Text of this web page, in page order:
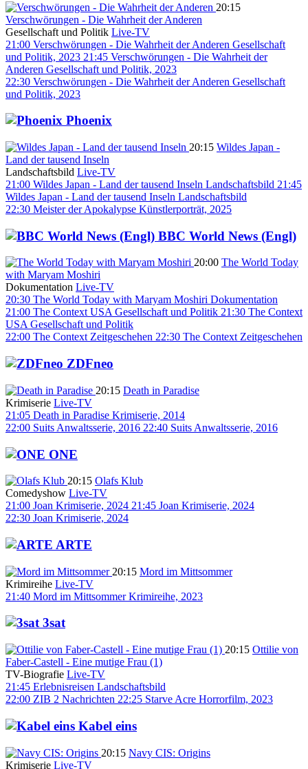
20:15
Verschwörungen - Die Wahrheit der Anderen
Gesellschaft und Politik Live-TV
21:00 Verschwörungen - Die Wahrheit der Anderen Gesellschaft
und Politik, 2023 21:45 Verschwörungen - Die Wahrheit der
Anderen Gesellschaft und Politik, 2023
22:30 Verschwörungen - Die Wahrheit der Anderen Gesellschaft
und Politik, 2023
Phoenix
20:15 Wildes Japan -
Land der tausend Inseln
Landschaftsbild Live-TV
21:00 Wildes Japan - Land der tausend Inseln Landschaftsbild 21:45
Wildes Japan - Land der tausend Inseln Landschaftsbild
22:30 Meister der Apokalypse Künstlerporträt, 2025
BBC World News (Engl)
20:00 The World Today
with Maryam Moshiri
Dokumentation Live-TV
20:30 The World Today with Maryam Moshiri Dokumentation
21:00 The Context USA Gesellschaft und Politik 21:30 The Context
USA Gesellschaft und Politik
22:00 The Context Zeitgeschehen 22:30 The Context Zeitgeschehen
ZDFneo
20:15 Death in Paradise
Krimiserie Live-TV
21:05 Death in Paradise Krimiserie, 2014
22:00 Suits Anwaltsserie, 2016 22:40 Suits Anwaltsserie, 2016
ONE
20:15 Olafs Klub
Comedyshow Live-TV
21:00 Joan Krimiserie, 2024 21:45 Joan Krimiserie, 2024
22:30 Joan Krimiserie, 2024
ARTE
20:15 Mord im Mittsommer
Krimireihe Live-TV
21:40 Mord im Mittsommer Krimireihe, 2023
3sat
20:15 Ottilie von
Faber-Castell - Eine mutige Frau (1)
TV-Biografie Live-TV
21:45 Erlebnisreisen Landschaftsbild
22:00 ZIB 2 Nachrichten 22:25 Starve Acre Horrorfilm, 2023
Kabel eins
20:15 Navy CIS: Origins
Krimiserie Live-TV